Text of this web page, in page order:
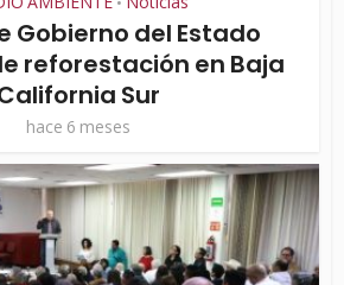
Gobierno del Estado
reforestación en Baja
Sur
hace 6 meses